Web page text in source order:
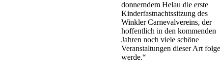
donnerndem Helau die erste
Kinderfastnachtssitzung des
Winkler Carnevalvereins, der
hoffentlich in den kommenden
Jahren noch viele schöne
Veranstaltungen dieser Art
werde.“